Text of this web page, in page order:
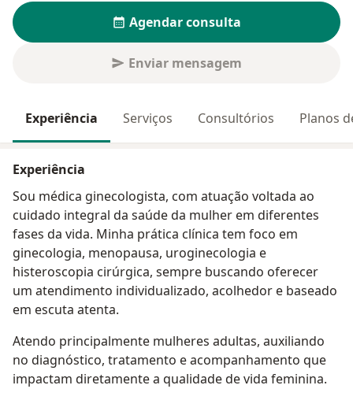
Agendar consulta
Enviar mensagem
Experiência Serviços Consultórios Planos
Experiência
Sou médica ginecologista, com atuação voltada ao
cuidado integral da saúde da mulher em diferentes
fases da vida. Minha prática clínica tem foco em
ginecologia, menopausa, uroginecologia e
histeroscopia cirúrgica, sempre buscando oferecer
um atendimento individualizado, acolhedor e baseado
em escuta atenta.
Atendo principalmente mulheres adultas, auxiliando
no diagnóstico, tratamento e acompanhamento que
impactam diretamente a qualidade de vida feminina.